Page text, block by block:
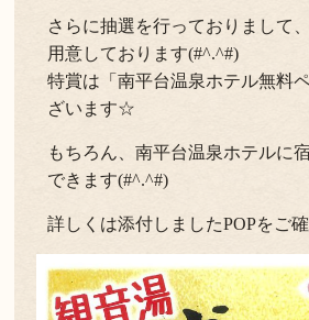
さらに抽選を行っておりまして
用意しております(#^.^#)
特賞は「南平台温泉ホテル無料
ざいます☆
もちろん、南平台温泉ホテルに
できます(#^.^#)
詳しくは添付しましたPOPをご